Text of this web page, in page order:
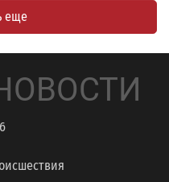
еще